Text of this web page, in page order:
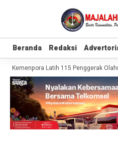
Beranda Redaksi
Beranda Redaksi
Kemenpora Latih 115 Penggerak